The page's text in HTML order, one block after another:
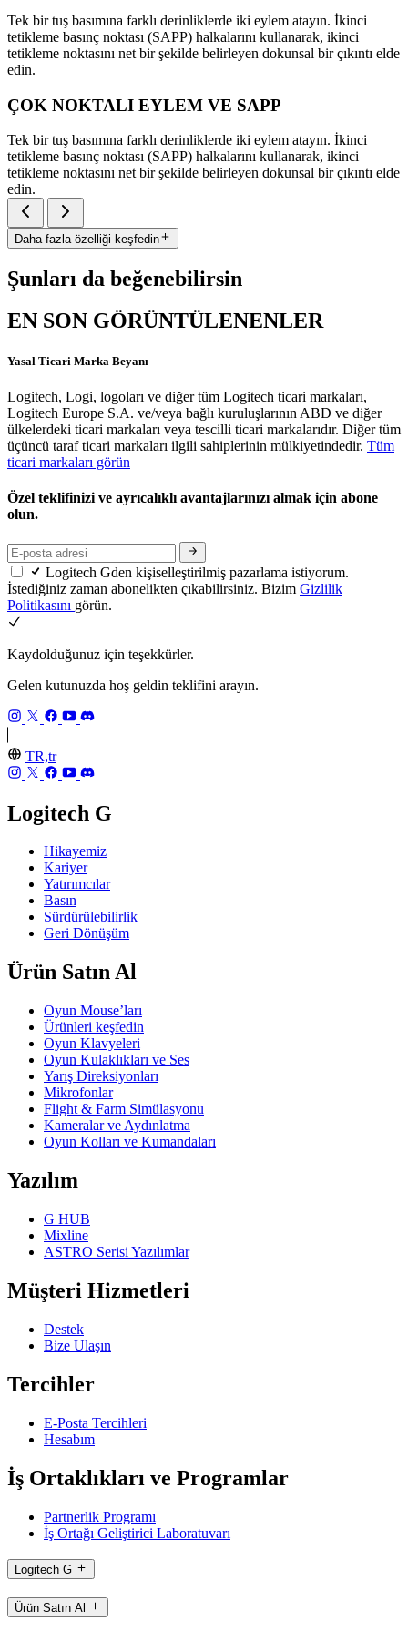
Tek bir tuş basımına farklı derinliklerde iki eylem atayın. İkinci
tetikleme basınç noktası (SAPP) halkalarını kullanarak, ikinci
tetikleme noktasını net bir şekilde belirleyen dokunsal bir çıkıntı elde
edin.
ÇOK NOKTALI EYLEM VE SAPP
Tek bir tuş basımına farklı derinliklerde iki eylem atayın. İkinci
tetikleme basınç noktası (SAPP) halkalarını kullanarak, ikinci
tetikleme noktasını net bir şekilde belirleyen dokunsal bir çıkıntı elde
edin.
Daha fazla özelliği keşfedin
Şunları da beğenebilirsin
EN SON GÖRÜNTÜLENENLER
Yasal Ticari Marka Beyanı
Logitech, Logi, logoları ve diğer tüm Logitech ticari markaları,
Logitech Europe S.A. ve/veya bağlı kuruluşlarının ABD ve diğer
ülkelerdeki ticari markaları veya tescilli ticari markalarıdır. Diğer tüm
üçüncü taraf ticari markaları ilgili sahiplerinin mülkiyetindedir. Tüm
ticari markaları görün
Özel teklifinizi ve ayrıcalıklı avantajlarınızı almak için abone
olun.
Logitech Gden kişiselleştirilmiş pazarlama istiyorum.
İstediğiniz zaman abonelikten çıkabilirsiniz. Bizim Gizlilik
Politikasını görün.
Kaydolduğunuz için teşekkürler.
Gelen kutunuzda hoş geldin teklifini arayın.
TR,tr
Logitech G
Hikayemiz
Kariyer
Yatırımcılar
Basın
Sürdürülebilirlik
Geri Dönüşüm
Ürün Satın Al
Oyun Mouse’ları
Ürünleri keşfedin
Oyun Klavyeleri
Oyun Kulaklıkları ve Ses
Yarış Direksiyonları
Mikrofonlar
Flight & Farm Simülasyonu
Kameralar ve Aydınlatma
Oyun Kolları ve Kumandaları
Yazılım
G HUB
Mixline
ASTRO Serisi Yazılımlar
Müşteri Hizmetleri
Destek
Bize Ulaşın
Tercihler
E-Posta Tercihleri
Hesabım
İş Ortaklıkları ve Programlar
Partnerlik Programı
İş Ortağı Geliştirici Laboratuvarı
Logitech G
Ürün Satın Al